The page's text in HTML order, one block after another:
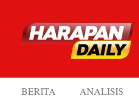
BERITA ANALISIS